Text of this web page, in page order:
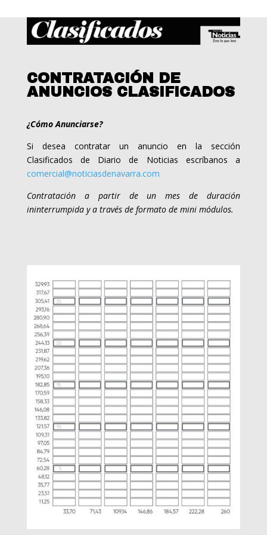
CONTRATACIÓN DE
ANUNCIOS CLASIFICADOS
¿Cómo Anunciarse?
Si desea contratar un anuncio en la sección
Clasificados de Diario de Noticias escríbanos a
comercial@noticiasdenavarra.com
Contratación a partir de un mes de duración
ininterrumpida y a través de formato de mini módulos.